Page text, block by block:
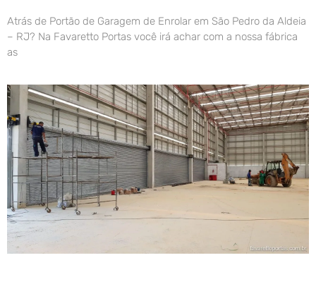
Atrás de Portão de Garagem de Enrolar em São Pedro da Aldeia
– RJ? Na Favaretto Portas você irá achar com a nossa fábrica
as